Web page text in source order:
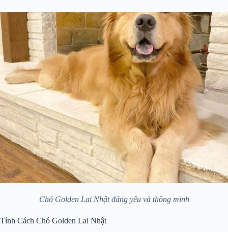
Chó Golden Lai Nhật đáng yêu và thông minh
Tính Cách Chó Golden Lai Nhật